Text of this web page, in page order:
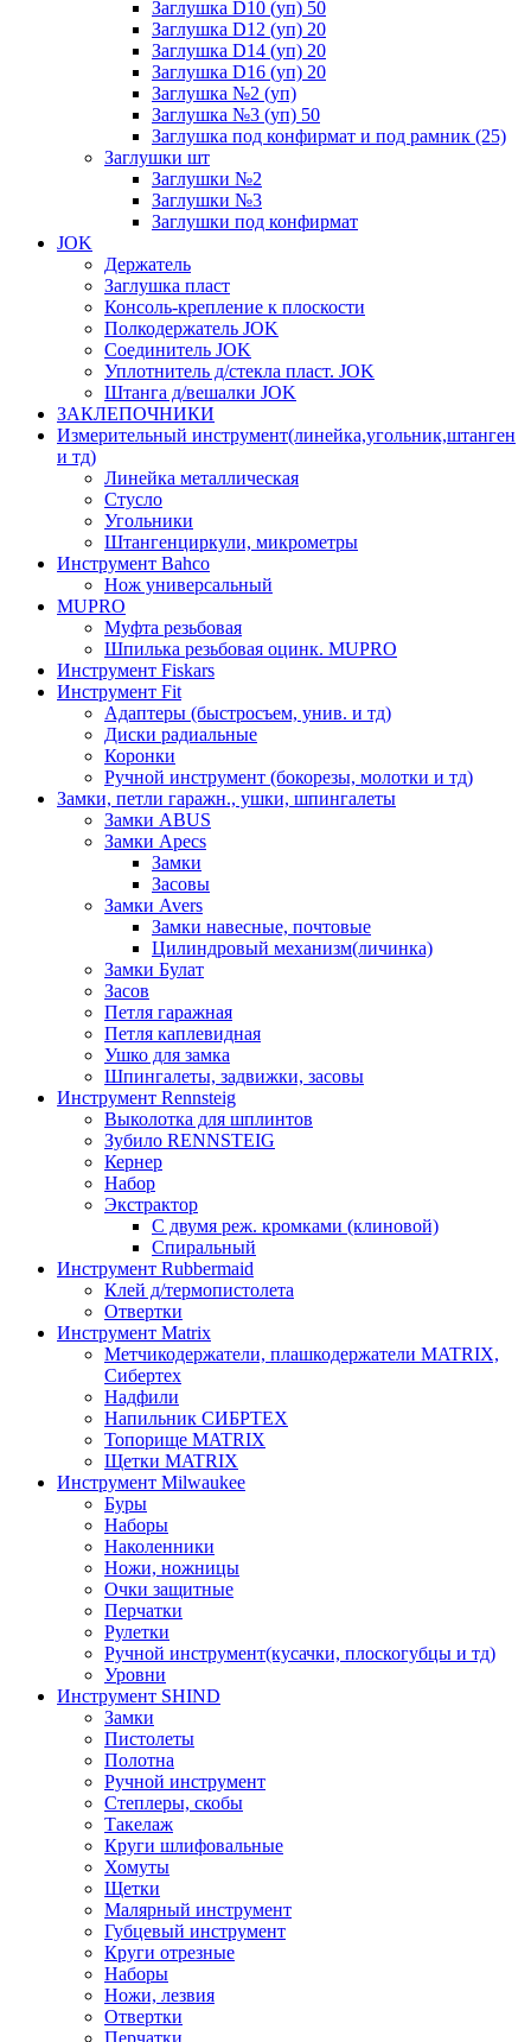
Заглушка D10 (уп) 50
Заглушка D12 (уп) 20
Заглушка D14 (уп) 20
Заглушка D16 (уп) 20
Заглушка №2 (уп)
Заглушка №3 (уп) 50
Заглушка под конфирмат и под рамник (25)
Заглушки шт
Заглушки №2
Заглушки №3
Заглушки под конфирмат
JOK
Держатель
Заглушка пласт
Консоль-крепление к плоскости
Полкодержатель JOK
Соединитель JOK
Уплотнитель д/стекла пласт. JOK
Штанга д/вешалки JOK
ЗАКЛЕПОЧНИКИ
Измерительный инструмент(линейка,угольник,штанген
и тд)
Линейка металлическая
Стусло
Угольники
Штангенциркули, микрометры
Инструмент Bahco
Нож универсальный
MUPRO
Муфта резьбовая
Шпилька резьбовая оцинк. MUPRO
Инструмент Fiskars
Инструмент Fit
Адаптеры (быстросъем, унив. и тд)
Диски радиальные
Коронки
Ручной инструмент (бокорезы, молотки и тд)
Замки, петли гаражн., ушки, шпингалеты
Замки ABUS
Замки Apecs
Замки
Засовы
Замки Avers
Замки навесные, почтовые
Цилиндровый механизм(личинка)
Замки Булат
Засов
Петля гаражная
Петля каплевидная
Ушко для замка
Шпингалеты, задвижки, засовы
Инструмент Rennsteig
Выколотка для шплинтов
Зубило RENNSTEIG
Кернер
Набор
Экстрактор
С двумя реж. кромками (клиновой)
Спиральный
Инструмент Rubbermaid
Клей д/термопистолета
Отвертки
Инструмент Matrix
Метчикодержатели, плашкодержатели MATRIX,
Сибертех
Надфили
Напильник СИБРТЕХ
Топорище MATRIX
Щетки MATRIX
Инструмент Milwaukee
Буры
Наборы
Наколенники
Ножи, ножницы
Очки защитные
Перчатки
Рулетки
Ручной инструмент(кусачки, плоскогубцы и тд)
Уровни
Инструмент SHIND
Замки
Пистолеты
Полотна
Ручной инструмент
Степлеры, скобы
Такелаж
Круги шлифовальные
Хомуты
Щетки
Малярный инструмент
Губцевый инструмент
Круги отрезные
Наборы
Ножи, лезвия
Отвертки
Перчатки